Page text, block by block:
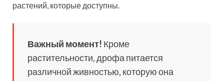
растений, которые доступны.
Важный момент! Кроме
растительности, дрофа питается
различной живностью, которую она